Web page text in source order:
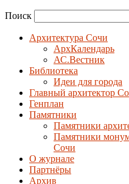
Поиск
Архитектура Сочи
АрхКалендарь
АС.Вестник
Библиотека
Идеи для города
Главный архитектор
Генплан
Памятники
Памятники
Памятники
Сочи
О журнале
Партнёры
Архив